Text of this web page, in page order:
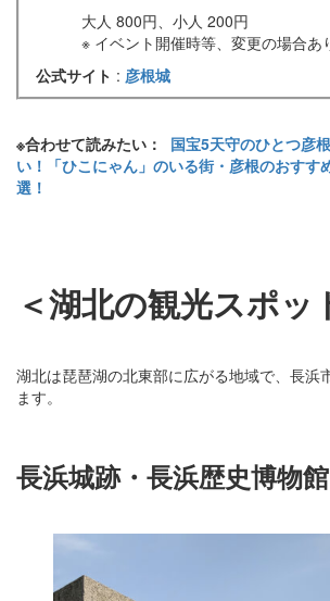
大人 800円、小人 200円
※ イベント開催時等、変更の場合あ
公式サイト : 彦根城
※合わせて読みたい： 国宝5天守のひとつ彦
い！「ひこにゃん」のいる街・彦根のおすす
選！
＜湖北の観光スポッ
湖北は琵琶湖の北東部に広がる地域で、長浜
ます。
長浜城跡・長浜歴史博物館